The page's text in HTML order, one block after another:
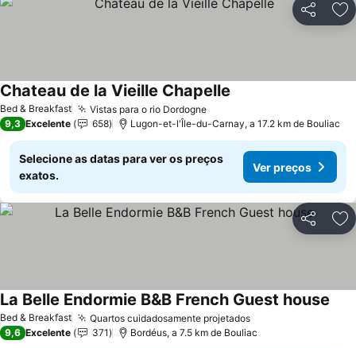
Partilhar
Bed & Breakfast Vistas para o rio Dordogne
Chateau de la Vieille Chapelle
9,3 Excelente 658 Lugon-et-l'Île-du-Carnay, a 17.2 km de Bouliac
Selecione as datas para ver os preços
exatos.
Ver preços
Partilhar
Bed & Breakfast Quartos cuidadosamente projetados
La Belle Endormie B&B French Guest house
9,6 Excelente 371 Bordéus, a 7.5 km de Bouliac